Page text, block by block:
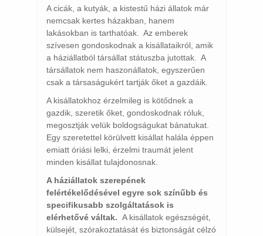
A cicák, a kutyák, a kistestű házi állatok már
nemcsak kertes házakban, hanem
lakásokban is tarthatóak. Az emberek
szívesen gondoskodnak a kisállataikról, amik
a háziállatból társállat státuszba jutottak. A
társállatok nem haszonállatok, egyszerűen
csak a társaságukért tartják őket a gazdáik.
A kisállatokhoz érzelmileg is kötődnek a
gazdik, szeretik őket, gondoskodnak róluk,
megosztják velük boldogságukat bánatukat.
Egy szeretettel körülvett kisállat halála éppen
emiatt óriási lelki, érzelmi traumát jelent
minden kisállat tulajdonosnak.
A háziállatok szerepének
felértékelődésével egyre sok színűbb és
specifikusabb szolgáltatások is
elérhetővé váltak. A kisállatok egészségét,
külsejét, szórakoztatását és biztonságát célzó